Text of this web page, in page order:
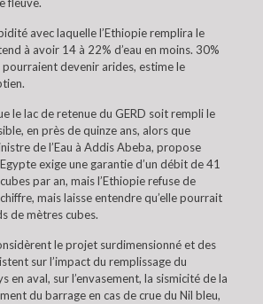
avec laquelle l’Ethiopie remplira le
à avoir 14 à 22% d’eau en moins. 30%
devenir arides, estime le
le lac de retenue du GERD soit rempli le
en près de quinze ans, alors que
de l’Eau à Addis Abeba, propose
exige une garantie d’un débit de 41
par an, mais l’Ethiopie refuse de
mais laisse entendre qu’elle pourrait
de mètres cubes.
le projet surdimensionné et des
sur l’impact du remplissage du
en aval, sur l’envasement, la sismicité de la
du barrage en cas de crue du Nil bleu,